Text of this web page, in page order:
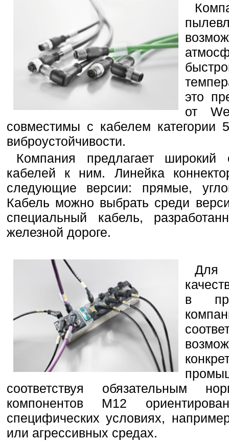
это
от
совместимы с кабелем
виброустойчивости.
Компания предлагает
кабелей к ним. Линейка
следующие версии: прямые,
Кабель можно выбрать среди
специальный кабель,
железной дороге.
Для
в
соответствуя обязательным
компонентов М12
специфических условиях,
или агрессивных средах.